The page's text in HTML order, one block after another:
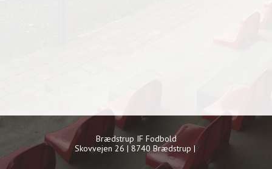
Brædstrup IF Fodbold
Skovvejen 26 | 8740 Brædstrup |